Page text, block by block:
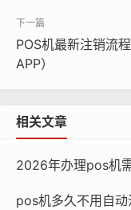
本文链接：
173.html
POS机最新注销流
APP）
相关文章
2026年办理pos机
pos机多久不用自动